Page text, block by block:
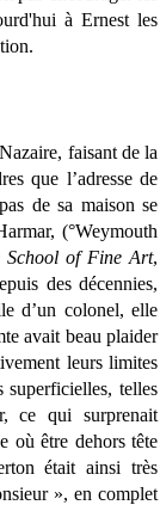
à Ernest les
faisant de la
que l’adresse de
de sa maison se
(°Weymouth
School of Fine Art,
des décennies,
d’un colonel, elle
avait beau plaider
leurs limites
superficielles, telles
ce qui surprenait
où être dehors tête
était ainsi très
», en complet